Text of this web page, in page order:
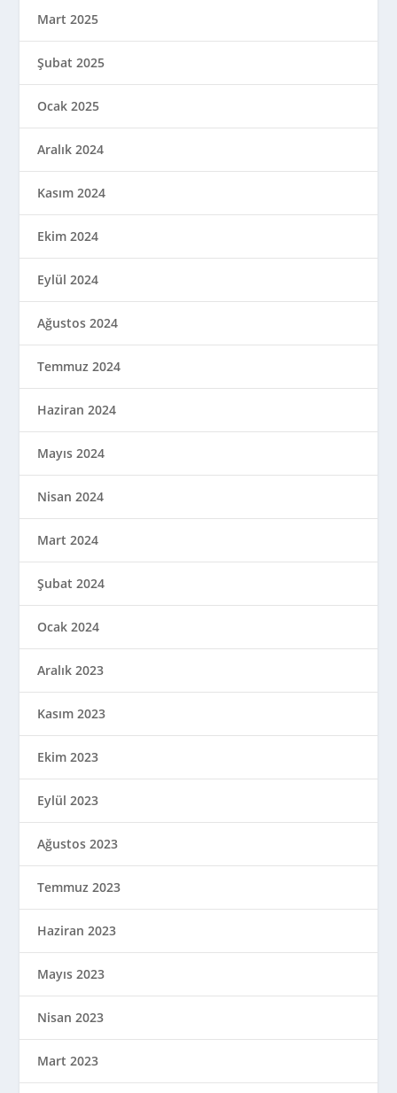
Mart 2025
Şubat 2025
Ocak 2025
Aralık 2024
Kasım 2024
Ekim 2024
Eylül 2024
Ağustos 2024
Temmuz 2024
Haziran 2024
Mayıs 2024
Nisan 2024
Mart 2024
Şubat 2024
Ocak 2024
Aralık 2023
Kasım 2023
Ekim 2023
Eylül 2023
Ağustos 2023
Temmuz 2023
Haziran 2023
Mayıs 2023
Nisan 2023
Mart 2023